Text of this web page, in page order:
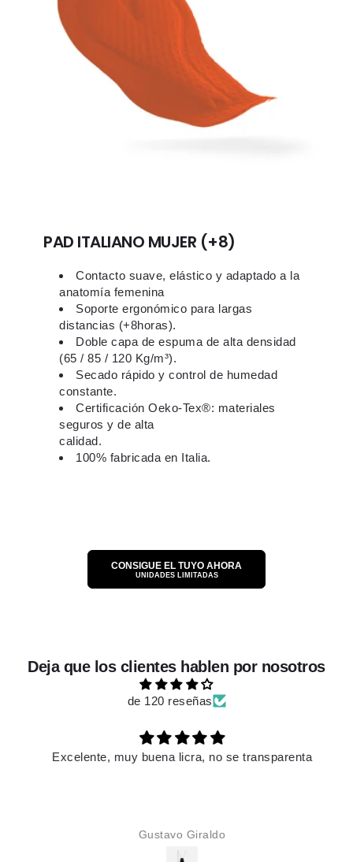
PAD ITALIANO MUJER (+8)
Contacto suave, elástico y adaptado a la
anatomía femenina
Soporte ergonómico para largas
distancias (+8horas).
Doble capa de espuma de alta densidad
(65 / 85 / 120 Kg/m³).
Secado rápido y control de humedad
constante.
Certificación Oeko-Tex®: materiales
seguros y de alta
calidad.
100% fabricada en Italia.
CONSIGUE EL TUYO AHORA
UNIDADES LIMITADAS
Deja que los clientes hablen por nosotros
de 120 reseñas
Excelente, muy buena licra, no se transparenta
Gustavo Giraldo